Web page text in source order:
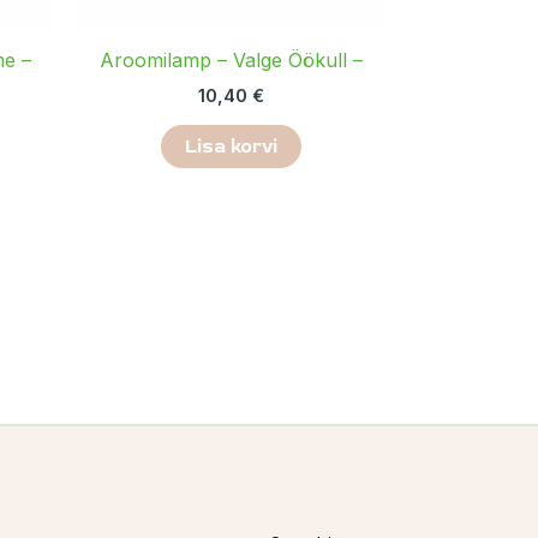
– Aroomilamp – Valge Öökull –
10,40 €
Lisa korvi